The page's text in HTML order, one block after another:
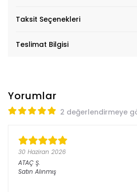
Taksit Seçenekleri
Teslimat Bilgisi
Yorumlar
2 değerlendirmeye
30 Haziran 2026
ATAÇ Ş.
Satın Alınmış